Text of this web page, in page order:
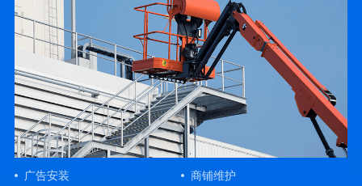
广告安装
商铺维护